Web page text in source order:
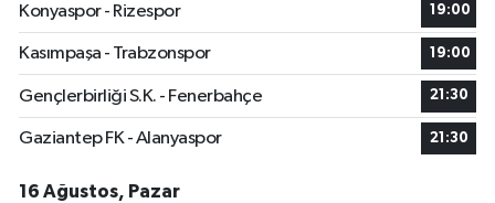
Konyaspor - Rizespor
19:00
Kasımpaşa - Trabzonspor 19:00
Gençlerbirliği S.K. - Fenerbahçe 21:30
Gaziantep FK - Alanyaspor 21:30
16 Ağustos, Pazar